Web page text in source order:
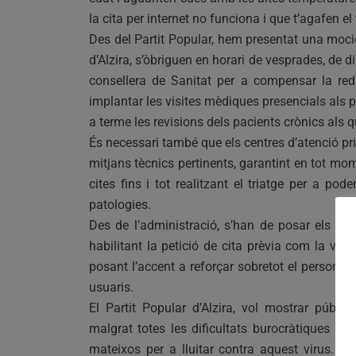
la cita per internet no funciona i que t’agafen
Des del Partit Popular, hem presentat una
d’Alzira, s’òbriguen en horari de vesprades,
consellera de Sanitat per a compensar la
implantar les visites mèdiques presencials als
a terme les revisions dels pacients crònics als
És necessari també que els centres d’atenció
mitjans tècnics pertinents, garantint en tot
cites fins i tot realitzant el triatge per a
patologies.
Des de l’administració, s’han de posar els
habilitant la petició de cita prèvia com la
posant l’accent a reforçar sobretot el
usuaris.
El Partit Popular d’Alzira, vol mostrar
malgrat totes les dificultats burocràtiques a
mateixos per a lluitar contra aquest virus.